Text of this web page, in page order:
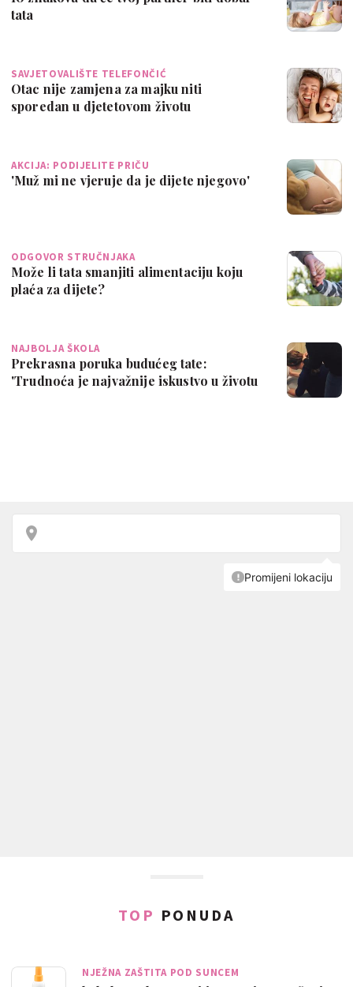
tata
SAVJETOVALIŠTE TELEFONČIĆ
Otac nije zamjena za majku niti
sporedan u djetetovom životu
AKCIJA: PODIJELITE PRIČU
'Muž mi ne vjeruje da je dijete njegovo'
ODGOVOR STRUČNJAKA
Može li tata smanjiti alimentaciju koju
plaća za dijete?
NAJBOLJA ŠKOLA
Prekrasna poruka budućeg tate:
'Trudnoća je najvažnije iskustvo u životu
TOP PONUDA
NJEŽNA ZAŠTITA POD SUNCEM